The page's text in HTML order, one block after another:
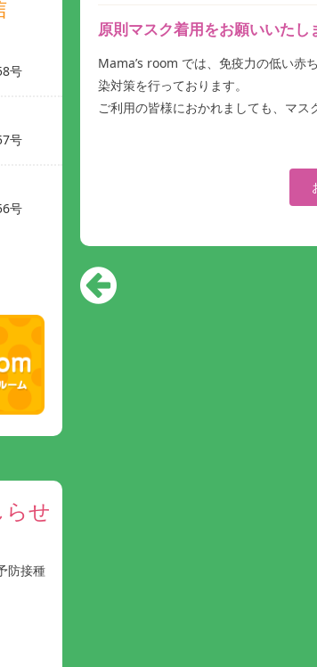
原則マスク着用をお願いいたし
Mama’s room では、免疫力の低い赤
染対策を行っております。
ご利用の皆様におかれましても、マス
号
号
号
せ
防接種